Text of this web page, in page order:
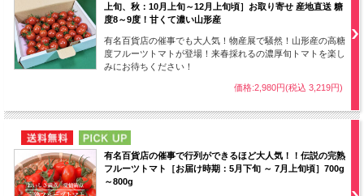
特徴
大粒でしっかりとした食感は
満足感たっぷり
上品な味わいでおかずの味を
引き立たせる
上旬、秋：10月上旬～12月上旬頃］お取り寄せ 産地直送 糖
度8～9度！甘くて濃い山形産
有名百貨店の催事でも大人気！物産展で騒然！山形産の高糖
度フルーツトマトが登場！来春採れるの濃厚旬トマトを楽し
みにお待ちください！
価格:2,980円(税込 3,219円)
NEW
有名百貨店の催事で行列ができるほど大人気！！伝説の完熟
フルーツトマト［お届け時期：5月下旬 ～ 7月上旬頃］700g
～800g